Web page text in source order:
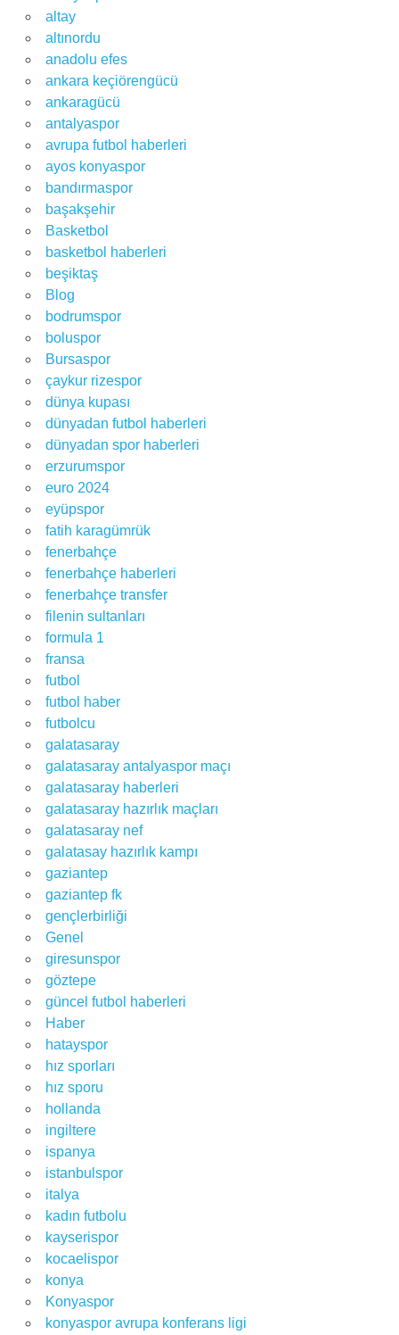
altay
altınordu
anadolu efes
ankara keçiörengücü
ankaragücü
antalyaspor
avrupa futbol haberleri
ayos konyaspor
bandırmaspor
başakşehir
Basketbol
basketbol haberleri
beşiktaş
Blog
bodrumspor
boluspor
Bursaspor
çaykur rizespor
dünya kupası
dünyadan futbol haberleri
dünyadan spor haberleri
erzurumspor
euro 2024
eyüpspor
fatih karagümrük
fenerbahçe
fenerbahçe haberleri
fenerbahçe transfer
filenin sultanları
formula 1
fransa
futbol
futbol haber
futbolcu
galatasaray
galatasaray antalyaspor maçı
galatasaray haberleri
galatasaray hazırlık maçları
galatasaray nef
galatasay hazırlık kampı
gaziantep
gaziantep fk
gençlerbirliği
Genel
giresunspor
göztepe
güncel futbol haberleri
Haber
hatayspor
hız sporları
hız sporu
hollanda
ingiltere
ispanya
istanbulspor
italya
kadın futbolu
kayserispor
kocaelispor
konya
Konyaspor
konyaspor avrupa konferans ligi